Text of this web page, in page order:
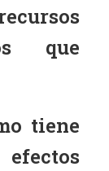
que
tiene